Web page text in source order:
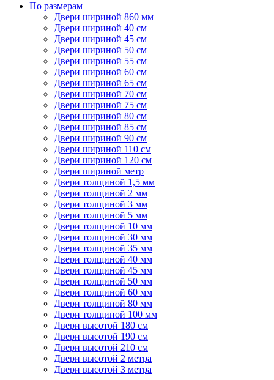
По размерам
Двери шириной 860 мм
Двери шириной 40 см
Двери шириной 45 см
Двери шириной 50 см
Двери шириной 55 см
Двери шириной 60 см
Двери шириной 65 см
Двери шириной 70 см
Двери шириной 75 см
Двери шириной 80 см
Двери шириной 85 см
Двери шириной 90 см
Двери шириной 110 см
Двери шириной 120 см
Двери шириной метр
Двери толщиной 1,5 мм
Двери толщиной 2 мм
Двери толщиной 3 мм
Двери толщиной 5 мм
Двери толщиной 10 мм
Двери толщиной 30 мм
Двери толщиной 35 мм
Двери толщиной 40 мм
Двери толщиной 45 мм
Двери толщиной 50 мм
Двери толщиной 60 мм
Двери толщиной 80 мм
Двери толщиной 100 мм
Двери высотой 180 см
Двери высотой 190 см
Двери высотой 210 см
Двери высотой 2 метра
Двери высотой 3 метра